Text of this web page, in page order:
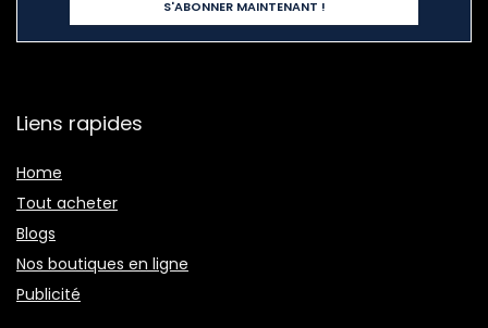
Liens rapides
Home
Tout acheter
Blogs
Nos boutiques en ligne
Publicité